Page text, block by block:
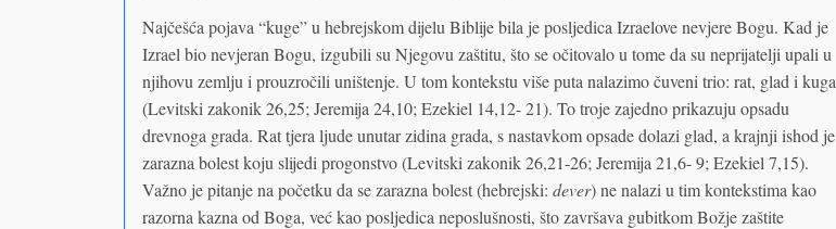
Najčešća pojava “kuge” u hebrejskom dijelu Biblije bila je posljedica Izraelove nevjere Bogu. Kad je
Izrael bio nevjeran Bogu, izgubili su Njegovu zaštitu, što se očitovalo u tome da su neprijatelji upali u
njihovu zemlju i prouzročili uništenje. U tom kontekstu više puta nalazimo čuveni trio: rat, glad i kuga
(Levitski zakonik 26,25; Jeremija 24,10; Ezekiel 14,12- 21). To troje zajedno prikazuju opsadu
drevnoga grada. Rat tjera ljude unutar zidina grada, s nastavkom opsade dolazi glad, a krajnji ishod je
zarazna bolest koju slijedi progonstvo (Levitski zakonik 26,21-26; Jeremija 21,6- 9; Ezekiel 7,15).
Važno je pitanje na početku da se zarazna bolest (hebrejski: dever) ne nalazi u tim kontekstima kao
razorna kazna od Boga, već kao posljedica neposlušnosti, što završava gubitkom Božje zaštite